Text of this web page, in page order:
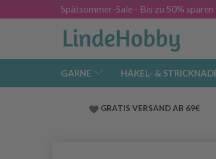
Spätsommer-Sale - Bis zu 50%
GARNE HÄKEL- &
GRATIS VERSAND AB 69€